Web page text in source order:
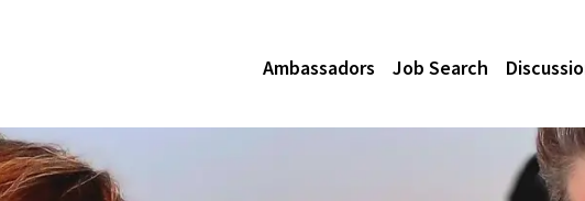
Ambassadors Job Search